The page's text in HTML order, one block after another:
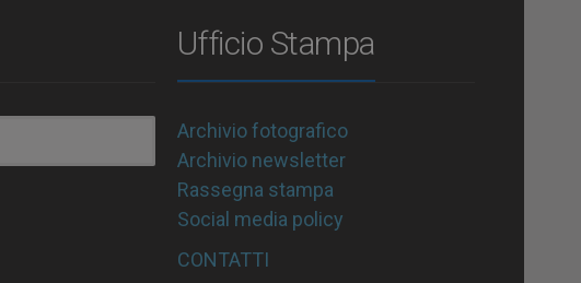
Ufficio Stampa
Archivio fotografico
Archivio newsletter
Rassegna stampa
Social media policy
CONTATTI